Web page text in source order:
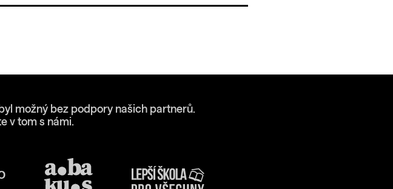
možný bez podpory našich partnerů.
v tom s námi.